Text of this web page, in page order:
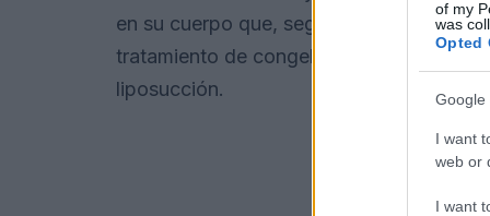
of my
was
Opted
Google
I want
web or
I want
en su cuerpo que, según ella, fueron
tratamiento de congelación de grasa
liposucción.